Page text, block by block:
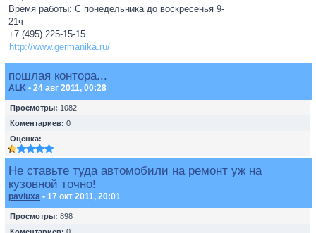
Время работы: С понедельника до воскресенья 9-
21ч
+7 (495) 225-15-15
http://www.germanika.ru/
пошлая контора...
ALK • 24 авг 2011, 00:28
Просмотры: 1082
Коментариев: 0
Оценка:
Не ставьте туда автомобили на ремонт уж на
кузовной точно!
pavluxa • 17 окт 2011, 20:01
Просмотры: 898